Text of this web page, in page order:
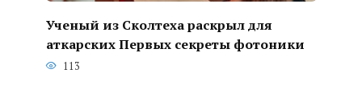
Ученый из Сколтеха раскрыл для
аткарских Первых секреты фотоники
113